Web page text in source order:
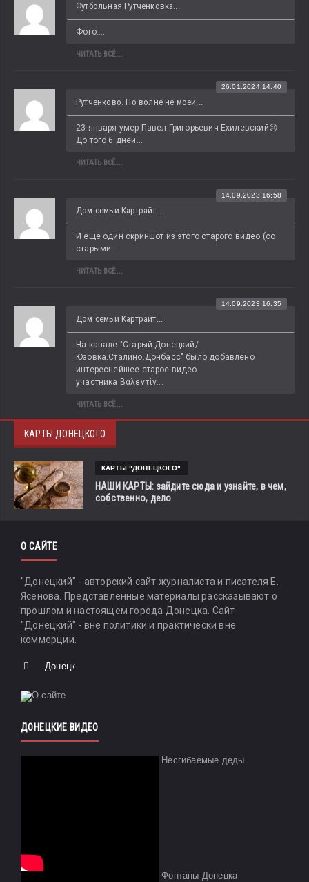
Футбольная Рутченковка...
Фото:...
ЧИТАТЬ ВСЁ...
Рутченково. По волне не моей...
26.01.2024 14:40
23 января умер Павел Григорьевич Ехилевский😢
До того 6 дней...
ЧИТАТЬ ВСЁ...
Дом семьи Картрайт...
14.09.2023 16:58
И еще один скриншот из этого старого видео (со
старыми...
ЧИТАТЬ ВСЁ...
Дом семьи Картрайт...
14.09.2023 16:35
На канале "Старый Донецкий/
Юзовка.Сталино.Донбасс" было добавлено
интереснейшее старое видео
участника Βαλεντίν...
ЧИТАТЬ ВСЁ...
КАРТЫ ДОНЕЦКОГО
КАРТЫ "ДОНЕЦКОГО"
НАШИ КАРТЫ: зайдите сюда и узнайте, в чем,
собственно, дело
О САЙТЕ
"Донецкий" - авторский сайт журналиста и писателя Е.
Ясенова. Представленные материалы рассказывают о
прошлом и настоящем города Донецка. Сайт
"Донецкий" - вне политики и практически вне
коммерции.
Донецк
ДОНЕЦКИЕ ВИДЕО
Несгибаемые деды
Фонтаны Донецка